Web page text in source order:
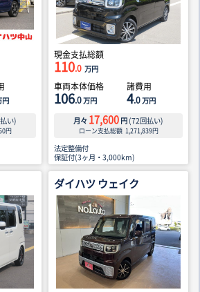
円
い)
円
現金支払総額
110.0 万円
車両本体価格
106.0万円
諸費用
4.0万円
月々 17,600 円 (72回払い)
ローン支払総額 1,271,839円
法定整備付
保証付(3ヶ月・3,000km)
ダイハツ ウェイク